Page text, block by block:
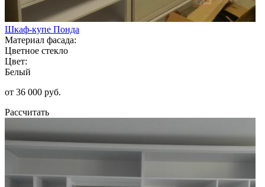
Шкаф-купе Понда
Материал фасада:
Цветное стекло
Цвет:
Белый
от 36 000 руб.
Рассчитать